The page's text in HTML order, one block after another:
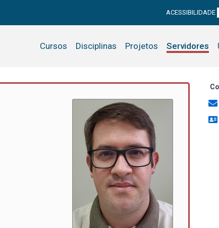
ACESSIBILIDADE
Cursos Disciplinas Projetos Servidores